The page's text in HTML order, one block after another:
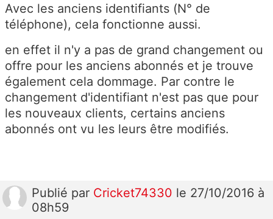
Avec les anciens identifiants (N° de
téléphone), cela fonctionne aussi.
en effet il n'y a pas de grand changement ou
offre pour les anciens abonnés et je trouve
également cela dommage. Par contre le
changement d'identifiant n'est pas que pour
les nouveaux clients, certains anciens
abonnés ont vu les leurs être modifiés.
Publié par Cricket74330 le 27/10/2016 à
08h59